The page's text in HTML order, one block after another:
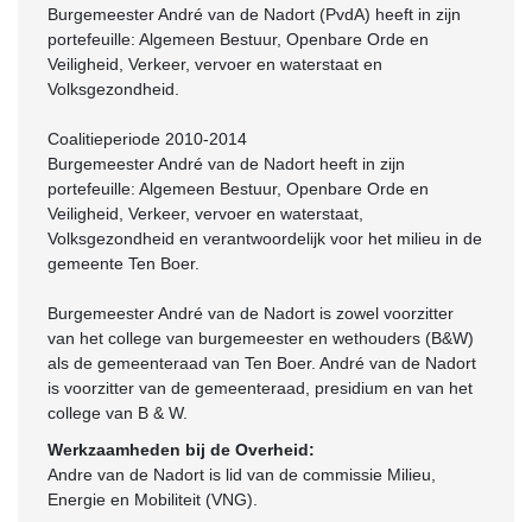
Burgemeester André van de Nadort (PvdA) heeft in zijn
portefeuille: Algemeen Bestuur, Openbare Orde en
Veiligheid, Verkeer, vervoer en waterstaat en
Volksgezondheid.
Coalitieperiode 2010-2014
Burgemeester André van de Nadort heeft in zijn
portefeuille: Algemeen Bestuur, Openbare Orde en
Veiligheid, Verkeer, vervoer en waterstaat,
Volksgezondheid en verantwoordelijk voor het milieu in de
gemeente Ten Boer.
Burgemeester André van de Nadort is zowel voorzitter
van het college van burgemeester en wethouders (B&W)
als de gemeenteraad van Ten Boer. André van de Nadort
is voorzitter van de gemeenteraad, presidium en van het
college van B & W.
Werkzaamheden bij de Overheid:
Andre van de Nadort is lid van de commissie Milieu,
Energie en Mobiliteit (VNG).